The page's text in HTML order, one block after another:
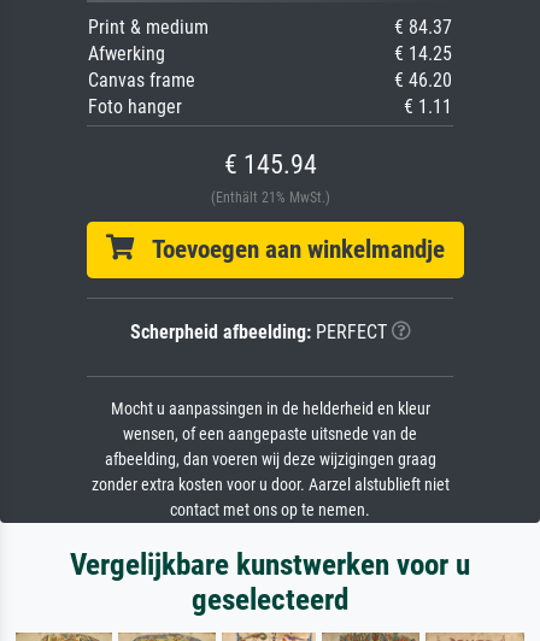
Print & medium
€ 84.37
Afwerking
€ 14.25
Canvas frame
€ 46.20
Foto hanger
€ 1.11
€ 145.94
(Enthält 21% MwSt.)
Toevoegen aan winkelmandje
Scherpheid afbeelding:PERFECT
Mocht u aanpassingen in de helderheid en kleur
wensen, of een aangepaste uitsnede van de
afbeelding, dan voeren wij deze wijzigingen graag
zonder extra kosten voor u door. Aarzel alstublieft niet
contact met ons op te nemen.
Vergelijkbare kunstwerken voor u
geselecteerd